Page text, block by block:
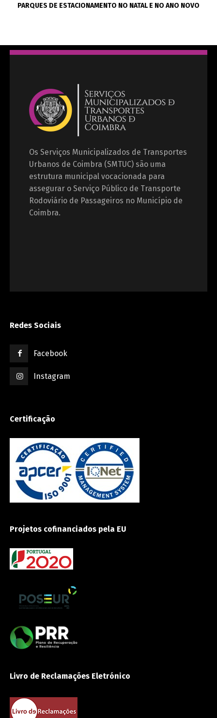
PARQUES DE ESTACIONAMENTO NO NATAL E NO ANO NOVO
Os Serviços Municipalizados de Transportes
Urbanos de Coimbra (SMTUC) são uma
estrutura municipal vocacionada para
assegurar o Serviço Público de Transporte
Rodoviário de Passageiros no Município de
Coimbra.
Redes Sociais
Facebook
Instagram
Certificação
Projetos cofinanciados pela EU
Livro de Reclamações Eletrónico